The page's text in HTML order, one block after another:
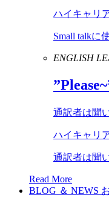
ハイキャリ
Small talkに
ENGLISH
”Please
通訳者は聞
ハイキャリ
通訳者は聞
Read More
BLOG ＆ NEWS